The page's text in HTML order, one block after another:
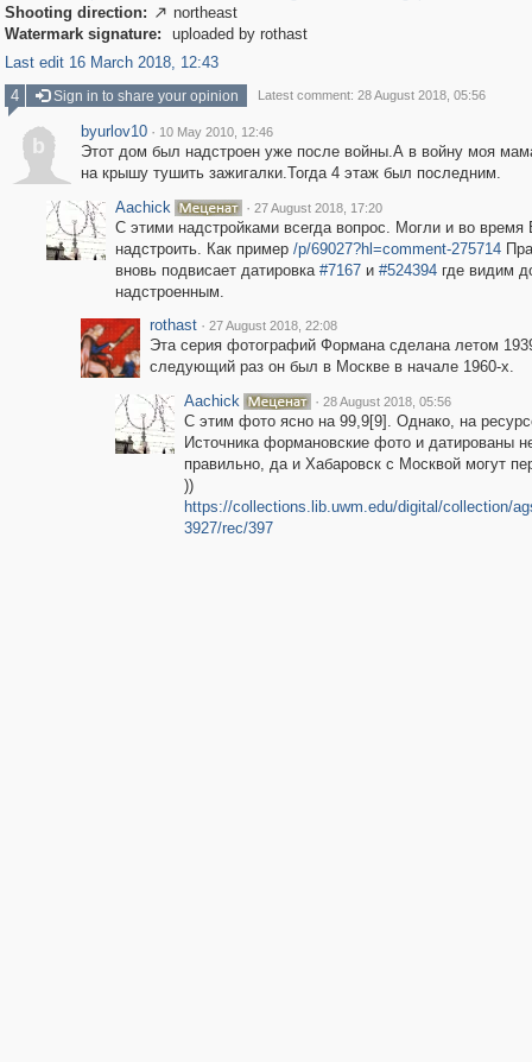
Shooting direction:  northeast
Watermark signature:
uploaded by rothast
Last edit 16 March 2018, 12:43
4
Sign in to share your opinion Latest comment: 28 August 2018, 05:56
b
byurlov10 · 10 May 2010, 12:46
Этот дом был надстроен уже после войны.А в войну моя
на крышу тушить зажигалки.Тогда 4 этаж был последним.
Aachick
· 27 August 2018, 17:20
C этими надстройками всегда вопрос. Могли и во время
надстроить. Как пример /p/69027?hl=comment-275714
вновь подвисает датировка #7167и #524394где видим
надстроенным.
rothast · 27 August 2018, 22:08
Эта серия фотографий Формана сделана летом
следующий раз он был в Москве в начале 1960-х.
Aachick
· 28 August 2018, 05:56
С этим фото ясно на 99,9[9]. Однако, на
Источника формановские фото и датированы
правильно, да и Хабаровск с Москвой могут
))
https://collections.lib.uwm.edu/digital/collection/
3927/rec/397